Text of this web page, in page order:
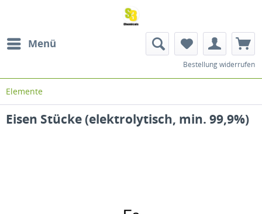
Menü
Bestellung widerrufen
Elemente
Eisen Stücke (elektrolytisch, min. 99,9%)